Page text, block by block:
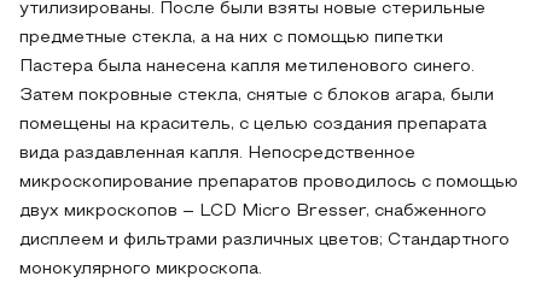
утилизированы. После были взяты новые стерильные
предметные стекла, а на них с помощью пипетки
Пастера была нанесена капля метиленового синего.
Затем покровные стекла, снятые с блоков агара, были
помещены на краситель, с целью создания препарата
вида раздавленная капля. Непосредственное
микроскопирование препаратов проводилось с помощью
двух микроскопов – LCD Micro Bresser, снабженного
дисплеем и фильтрами различных цветов; Стандартного
монокулярного микроскопа.